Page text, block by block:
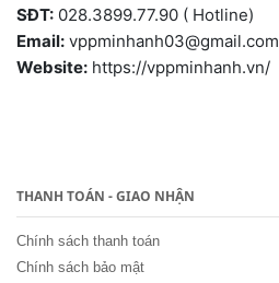
SĐT: 028.3899.77.90 ( Hotline)
Email: vppminhanh03@gmail.com
Website: https://vppminhanh.vn/
THANH TOÁN - GIAO NHẬN
Chính sách thanh toán
Chính sách bảo mật